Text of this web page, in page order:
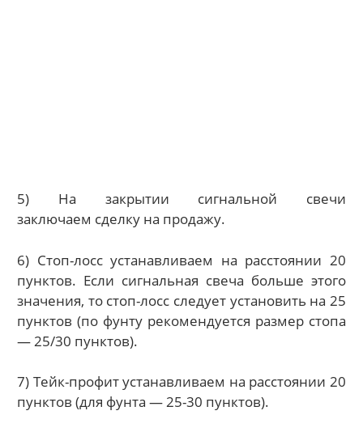
5) На закрытии сигнальной свечи
заключаем сделку на продажу.
6) Стоп-лосс устанавливаем на расстоянии 20
пунктов. Если сигнальная свеча больше этого
значения, то стоп-лосс следует установить на 25
пунктов (по фунту рекомендуется размер стопа
— 25/30 пунктов).
7) Тейк-профит устанавливаем на расстоянии 20
пунктов (для фунта — 25-30 пунктов).